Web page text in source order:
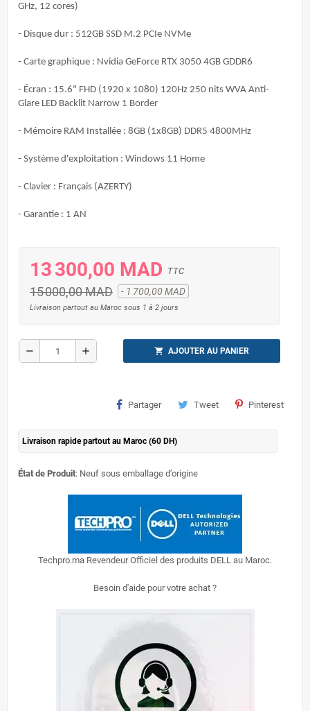
GHz, 12 cores)
- Disque dur : 512GB SSD M.2 PCIe NVMe
- Carte graphique : Nvidia GeForce RTX 3050 4GB GDDR6
- Écran : 15.6" FHD (1920 x 1080) 120Hz 250 nits WVA Anti-
Glare LED Backlit Narrow 1 Border
- Mémoire RAM Installée : 8GB (1x8GB) DDR5 4800MHz
- Système d'exploitation : Windows 11 Home
- Clavier : Français (AZERTY)
- Garantie : 1 AN
13 300,00 MAD TTC
15 000,00 MAD - 1 700,00 MAD
Livraison partout au Maroc sous 1 à 2 jours
remove add shopping_cart AJOUTER AU PANIER
Partager Tweet Pinterest
Livraison rapide partout au Maroc (60 DH)
État de Produit: Neuf sous emballage d’origine
Techpro.ma Revendeur Officiel des produits DELL au Maroc.
Besoin d'aide pour votre achat ?